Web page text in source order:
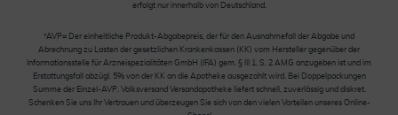
erfolgt nur innerhalb von Deutschland.
*AVP= Der einheitliche Produkt-Abgabepreis, der für den Ausnahmefall der Abgabe und
Abrechnung zu Lasten der gesetzlichen Krankenkassen (KK) vom Hersteller gegenüber der
Informationsstelle für Arzneispezialitäten GmbH (IFA) gem. § III 1, S. 2 AMG anzugeben ist und im
Erstattungsfall abzügl. 5% von der KK an die Apotheke ausgezahlt wird. Bei Doppelpackungen
Summe der Einzel-AVP. Volksversand Versandapotheke liefert schnell, zuverlässig und diskret.
Schenken Sie uns Ihr Vertrauen und überzeugen Sie sich von den vielen Vorteilen unseres Online-